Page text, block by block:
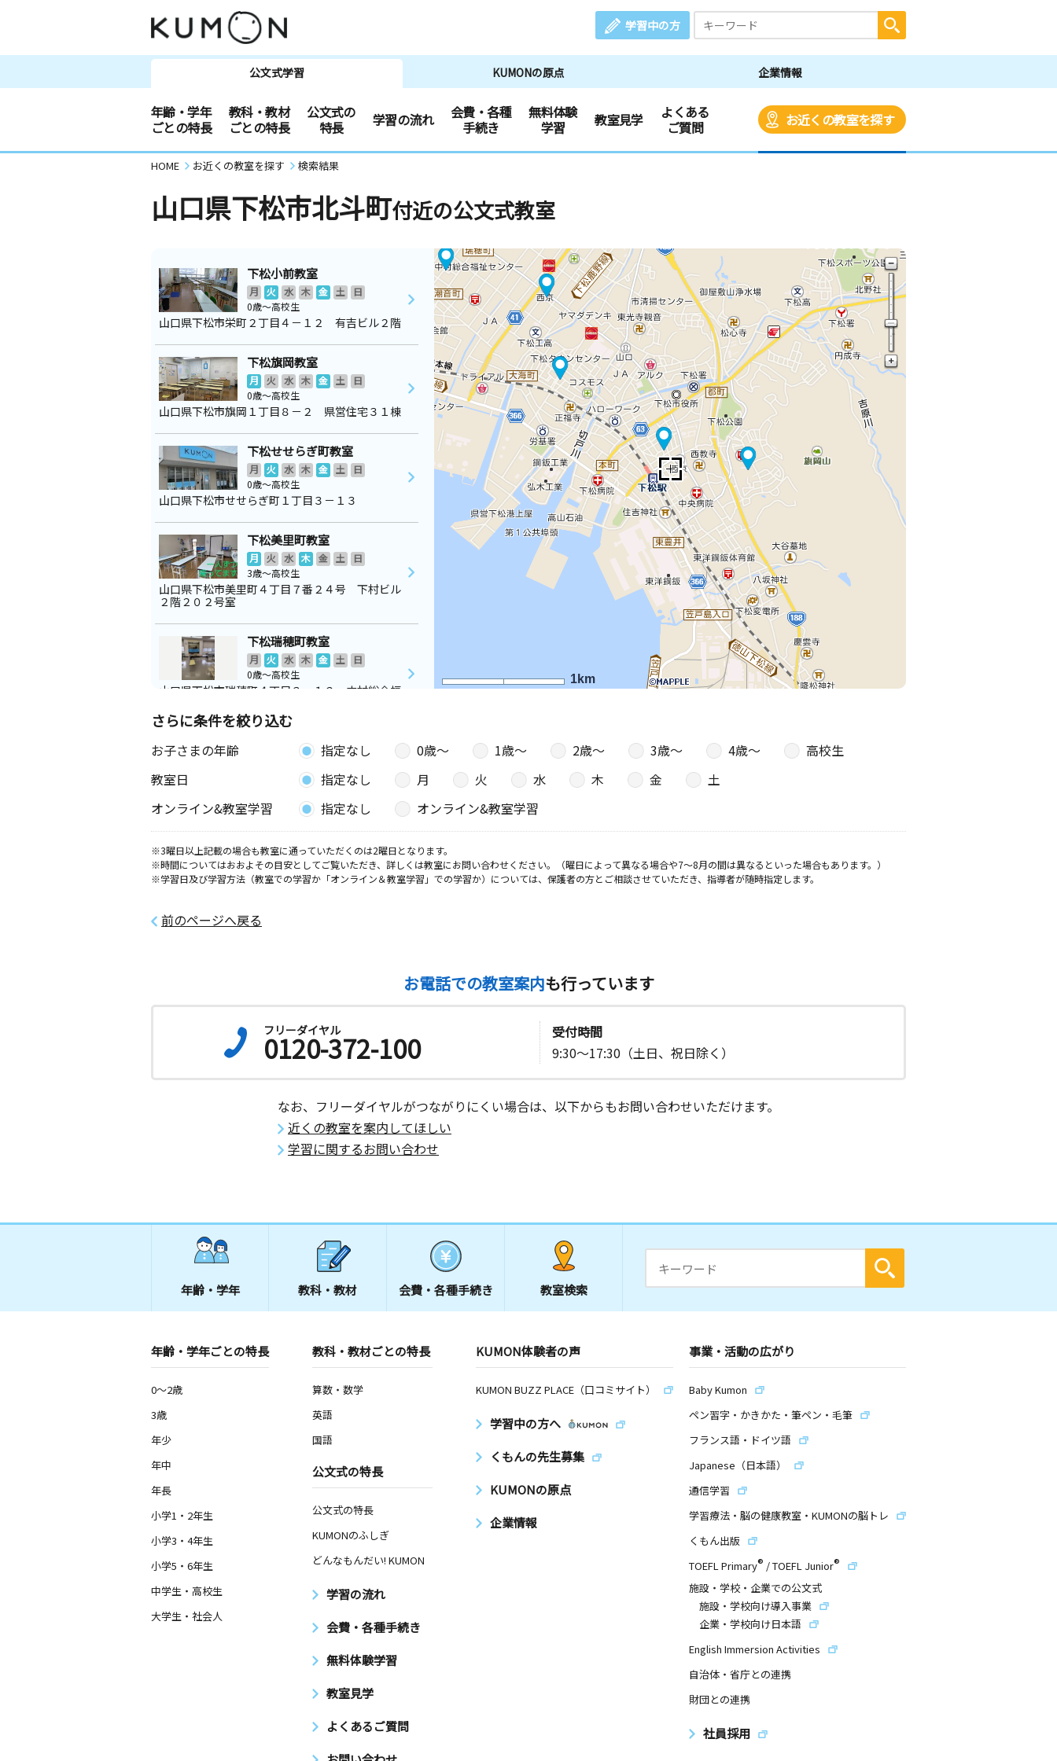
学習中の方
公文式学習 KUMONの原点 企業情報
年齢・学年
ごとの特長
教科・教材
ごとの特長
公文式の
特長
学習の流れ
会費・各種
手続き
無料体験
学習
教室見学
よくある
ご質問
お近くの教室を探す
HOME お近くの教室を探す 検索結果
山口県下松市北斗町付近の公文式教室
1km
下松小前教室
月 火 水 木 金 土
日
0歳～高校生
山口県下松市栄町２丁目４－１２ 有吉ビル２階
下松旗岡教室
月 火 水 木 金 土
日
0歳～高校生
山口県下松市旗岡１丁目８－２ 県営住宅３１棟
下松せせらぎ町教室
月 火 水 木 金 土
日
0歳～高校生
山口県下松市せせらぎ町１丁目３－１３
下松美里町教室
月 火 水 木 金 土
日
3歳～高校生
山口県下松市美里町４丁目７番２４号 下村ビル
２階２０２号室
下松瑞穂町教室
月 火 水 木 金 土
日
0歳～高校生
山口県下松市瑞穂町４丁目３－１２ 中村総合福
さらに条件を絞り込む
お子さまの年齢 指定なし 0歳〜 1歳〜 2歳〜 3歳〜 4歳〜
高校生
教室日
指定なし 月 火 水 木 金
土
オンライン&教室学習
指定なし オンライン&教室学習
※3曜日以上記載の場合も教室に通っていただくのは2曜日となります。
※時間についてはおおよその目安としてご覧いただき、詳しくは教室にお問い合わせください。（曜日によって異なる場合や7～8月の間は異なるといった場合もあります。）
※学習日及び学習方法（教室での学習か「オンライン＆教室学習」での学習か）については、保護者の方とご相談させていただき、指導者が随時指定します。
前のページへ戻る
お電話での教室案内も行っています
フリーダイヤル
0120-372-100
受付時間
9:30～17:30（土日、祝日除く）
なお、フリーダイヤルがつながりにくい場合は、以下からもお問い合わせいただけます。
近くの教室を案内してほしい
学習に関するお問い合わせ
年齢・学年 教科・教材 会費・ 各種手続き 教室検索
年齢・学年ごとの特長
0～2歳
3歳
年少
年中
年長
小学1・2年生
小学3・4年生
小学5・6年生
中学生・高校生
大学生・社会人
教科・教材ごとの特長
算数・数学
英語
国語
公文式の特長
公文式の特長
KUMONのふしぎ
どんなもんだい! KUMON
学習の流れ
会費・各種手続き
無料体験学習
教室見学
よくあるご質問
KUMON体験者の声
KUMON BUZZ PLACE（口コミサイト）
学習中の方へ
くもんの先生募集
KUMONの原点
企業情報
事業・活動の広がり
Baby Kumon
ペン習字・かきかた・筆ペン・毛筆
フランス語・ドイツ語
Japanese（日本語）
通信学習
学習療法・脳の健康教室・KUMONの脳トレ
くもん出版
TOEFL Primary® /TOEFL Junior®
施設・学校・企業での公文式
施設・学校向け導入事業
企業・学校向け日本語
English Immersion Activities
自治体・省庁との連携
財団との連携
社員採用